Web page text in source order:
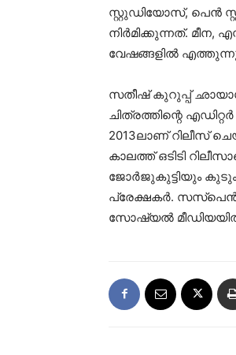
സ്റ്റുഡിയോസ്, പെന്‍
നിര്‍മിക്കുന്നത്.
വേഷങ്ങളില്‍
സതീഷ് കുറുപ്പ്
ചിത്രത്തിന്റെ
2013ലാണ് റിലീസ്
കാലത്ത് ഒടിടി
ജോര്‍ജുകുട്ടിയും
പ്രേക്ഷകര്‍.
സോഷ്യല്‍ മീഡിയയില്‍